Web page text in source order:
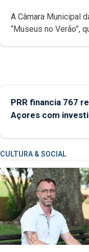
A Câmara Municipal
“Museus no Verão”,
PRR financia 767
Açores com
CULTURA & SOCIAL